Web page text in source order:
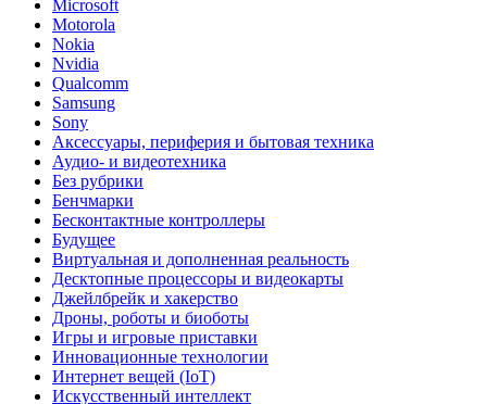
Microsoft
Motorola
Nokia
Nvidia
Qualcomm
Samsung
Sony
Аксессуары, периферия и бытовая техника
Аудио- и видеотехника
Без рубрики
Бенчмарки
Бесконтактные контроллеры
Будущее
Виртуальная и дополненная реальность
Десктопные процессоры и видеокарты
Джейлбрейк и хакерство
Дроны, роботы и биоботы
Игры и игровые приставки
Инновационные технологии
Интернет вещей (IoT)
Искусственный интеллект